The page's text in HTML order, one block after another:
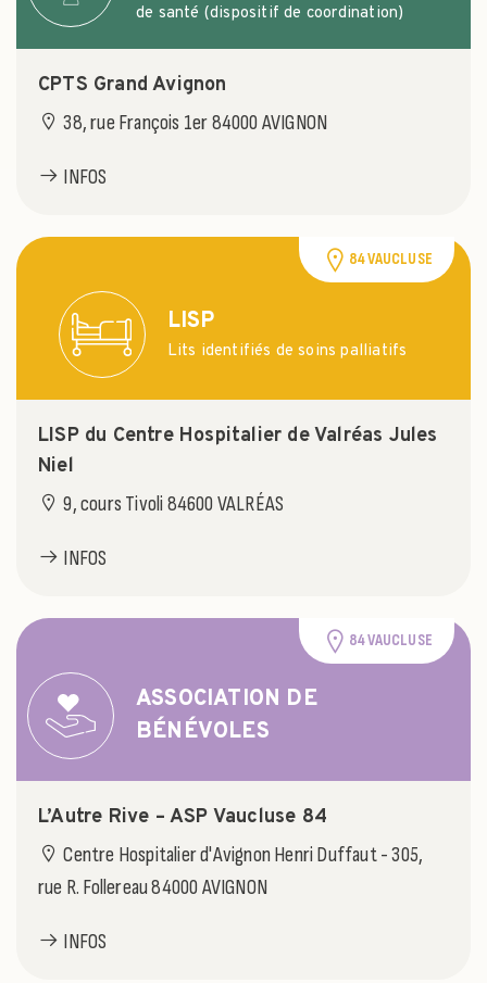
de santé (dispositif de coordination)
CPTS Grand Avignon
38, rue François 1er 84000 AVIGNON
INFOS
LISP
Lits identifiés de soins palliatifs
84 VAUCLUSE
LISP du Centre Hospitalier de Valréas Jules
Niel
9, cours Tivoli 84600 VALRÉAS
INFOS
ASSOCIATION DE
BÉNÉVOLES
84 VAUCLUSE
L’Autre Rive – ASP Vaucluse 84
Centre Hospitalier d'Avignon Henri Duffaut - 305,
rue R. Follereau 84000 AVIGNON
INFOS